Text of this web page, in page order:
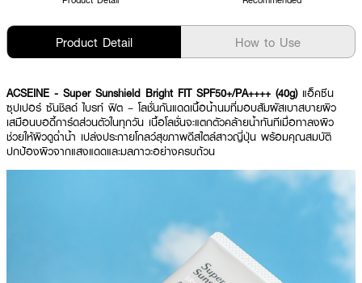
Product Detail How to Use
ACSEINE - Super Sunshield Bright FIT SPF50+/PA++++ (40g) แอ็คซีน
ซุปเปอร์ ซันชิลด์ ไบรท์ ฟิต – โลชั่นกันแดดเนื้อน้ำนมที่มอบสัมผัสเบาสบายผิว
เสมือนบอดี้การ์ดส่วนตัวในทุกวัน เนื้อโลชั่นจะแตกตัวคล้ายน้ำทันทีเมื่อทาลงผิว
ช่วยให้ผิวดูฉ่ำน้ำ เปล่งประกายโกลว์สุขภาพดีสไตล์สาวญี่ปุ่น พร้อมคุณสมบัติ
ปกป้องผิวจากแสงแดดและมลภาวะอย่างครบถ้วน